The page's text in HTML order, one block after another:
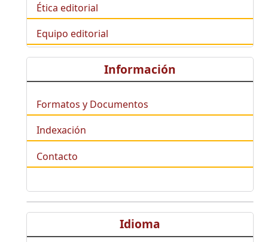
Ética editorial
Equipo editorial
Información
Formatos y Documentos
Indexación
Contacto
Idioma